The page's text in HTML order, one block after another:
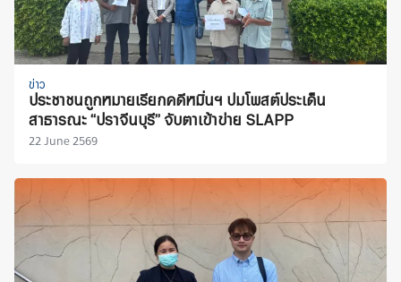
ข่าว
ประชาชนถูกหมายเรียกคดีหมิ่นฯ ปมโพสต์ประเด็น
สาธารณะ “ปราจีนบุรี” จับตาเข้าข่าย SLAPP
22 June 2569